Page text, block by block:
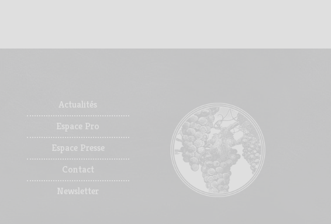
Actualités
Espace Pro
Espace Presse
Contact
Newsletter